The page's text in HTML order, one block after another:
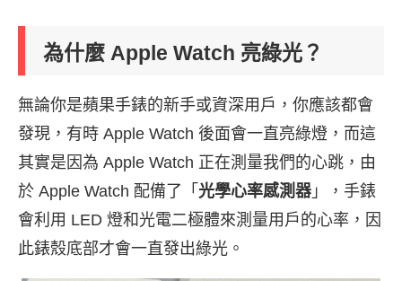
為什麼 Apple Watch 亮綠光？
無論你是蘋果手錶的新手或資深用戶，你應該都會
發現，有時 Apple Watch 後面會一直亮綠燈，而這
其實是因為 Apple Watch 正在測量我們的心跳，由
於 Apple Watch 配備了「 光學心率感測器 」，手錶
會利用 LED 燈和光電二極體來測量用戶的心率，因
此錶殼底部才會一直發出綠光。